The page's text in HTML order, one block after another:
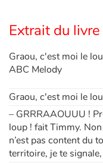
Apprendre les langues
Dyslexie, troubles de
Les plus lus
Coups de coeur
Extrait du livre
Graou, c'est moi le
ABC Melody
Graou, c'est moi le
– GRRRAAOUUU !
loup ! fait Timmy.
n’est pas content du
territoire, je te